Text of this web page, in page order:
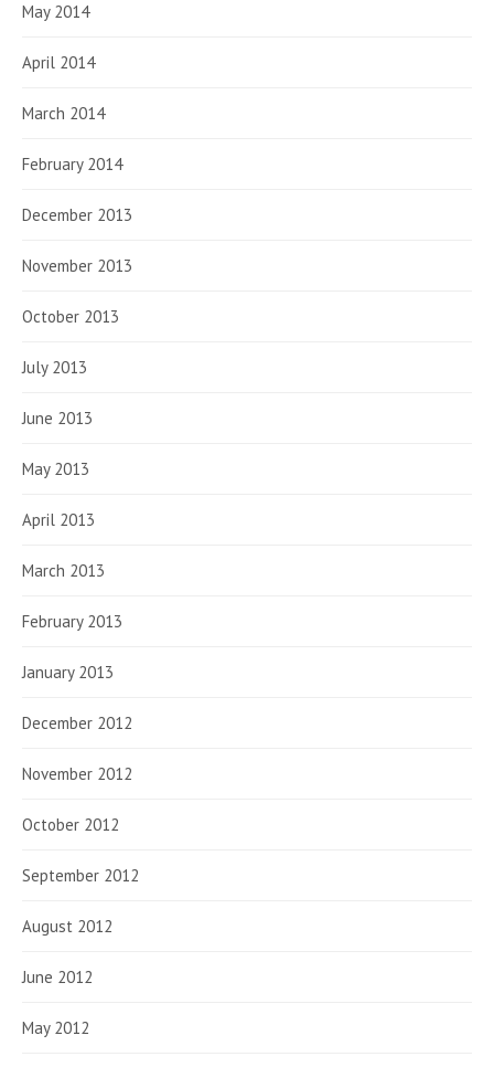
May 2014
April 2014
March 2014
February 2014
December 2013
November 2013
October 2013
July 2013
June 2013
May 2013
April 2013
March 2013
February 2013
January 2013
December 2012
November 2012
October 2012
September 2012
August 2012
June 2012
May 2012